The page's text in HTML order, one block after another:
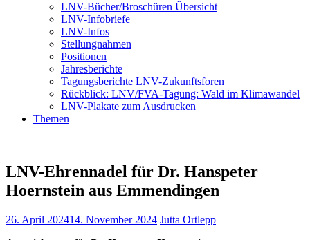
LNV-Bücher/Broschüren Übersicht
LNV-Infobriefe
LNV-Infos
Stellungnahmen
Positionen
Jahresberichte
Tagungsberichte LNV-Zukunftsforen
Rückblick: LNV/FVA-Tagung: Wald im Klimawandel
LNV-Plakate zum Ausdrucken
Themen
LNV-Ehrennadel für Dr. Hanspeter
Hoernstein aus Emmendingen
26. April 202414. November 2024 Jutta Ortlepp